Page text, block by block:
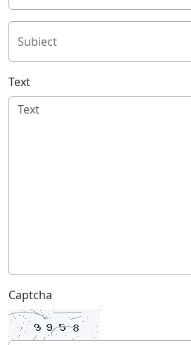
Subiect
Text
Captcha